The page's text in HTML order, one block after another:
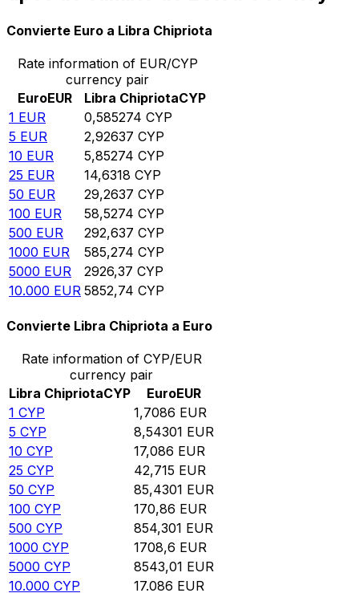
Convierte Euro a Libra Chipriota
Rate information of EUR/CYP
currency pair
EuroEUR Libra ChipriotaCYP
1 EUR 0,585274 CYP
5 EUR 2,92637 CYP
10 EUR 5,85274 CYP
25 EUR 14,6318 CYP
50 EUR 29,2637 CYP
100 EUR 58,5274 CYP
500 EUR 292,637 CYP
1000 EUR 585,274 CYP
5000 EUR 2926,37 CYP
10.000 EUR 5852,74 CYP
Convierte Libra Chipriota a Euro
Rate information of CYP/EUR
currency pair
Libra ChipriotaCYP EuroEUR
1 CYP 1,7086 EUR
5 CYP 8,54301 EUR
10 CYP 17,086 EUR
25 CYP 42,715 EUR
50 CYP 85,4301 EUR
100 CYP 170,86 EUR
500 CYP 854,301 EUR
1000 CYP 1708,6 EUR
5000 CYP 8543,01 EUR
10.000 CYP 17.086 EUR